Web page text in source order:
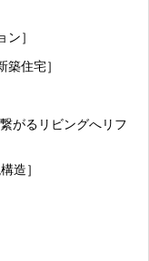
］
住宅］
がるリビングへリフ
造］